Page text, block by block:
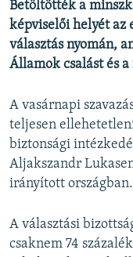
Valamennyi RFE/
Betöltötték a
képviselői helyét az
választás nyomán,
Államok csalást és
A vasárnapi
teljesen
biztonsági
Aljakszandr
irányított országban.
A választási
csaknem 74